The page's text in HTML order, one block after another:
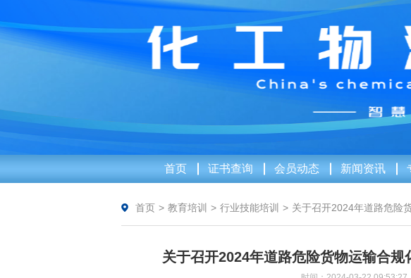
首页 证书查询 会员动态 新闻资讯
首页 > 教育培训 > 行业技能培训 > 关于召开2024年道路危险
关于召开2024年道路危险货物运输合规